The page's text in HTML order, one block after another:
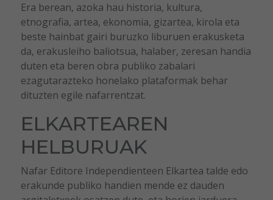
Era berean, azoka hau historia, kultura,
etnografia, artea, ekonomia, gizartea, kirola eta
beste hainbat gairi buruzko liburuen erakusketa
da, erakusleiho baliotsua, halaber, zeresan handia
duten eta beren obra publiko zabalari
ezagutarazteko honelako plataformak behar
dituzten egile nafarrentzat.
ELKARTEAREN
HELBURUAK
Nafar Editore Independienteen Elkartea talde edo
erakunde publiko handien mende ez dauden